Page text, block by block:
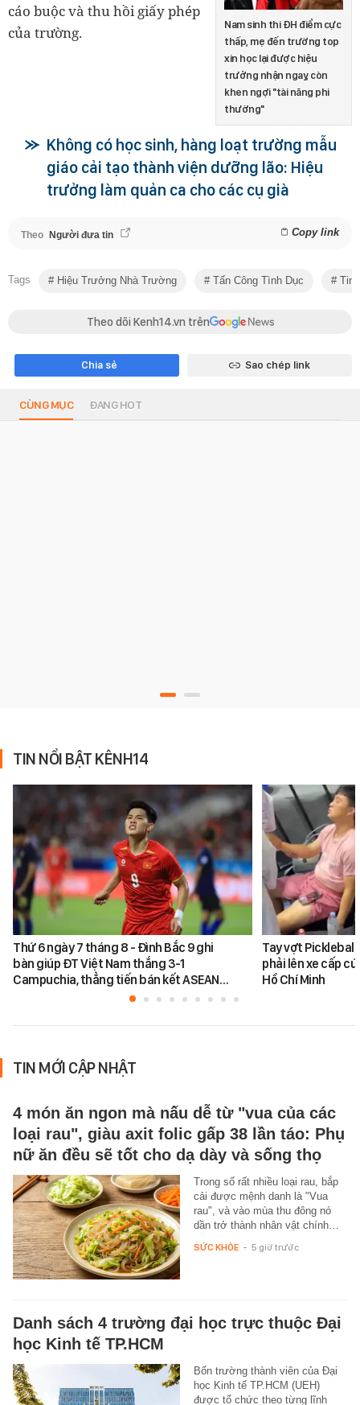
Nam sinh thi ĐH điểm cực
thấp, mẹ đến trường top
xin học lại được hiệu
trưởng nhận ngay, còn
khen ngợi "tài năng phi
thường"
cáo buộc và thu hồi giấy phép
của trường.
Không có học sinh, hàng loạt trường mẫu
giáo cải tạo thành viện dưỡng lão: Hiệu
trưởng làm quản ca cho các cụ già
Theo Người đưa tin Copy link
Tags Hiệu Trưởng Nhà Trường Tấn Công Tình Dục Tin
Theo dõi Kenh14.vn trên
Chia sẻ Sao chép link
CÙNG MỤC ĐANG HOT
TIN NỔI BẬT KÊNH14
Thứ 6 ngày 7 tháng 8 - Đình Bắc 9 ghi
bàn giúp ĐT Việt Nam thắng 3-1
Campuchia, thẳng tiến bán kết ASEAN…
Tay vợt
phải lên xe cấp
Hồ Chí Minh
TIN MỚI CẬP NHẬT
4 món ăn ngon mà nấu dễ từ "vua của các
loại rau", giàu axit folic gấp 38 lần táo: Phụ
nữ ăn đều sẽ tốt cho dạ dày và sống thọ
Trong số rất nhiều loại rau, bắp
cải được mệnh danh là "Vua
rau", và vào mùa thu đông nó
dần trở thành nhân vật chính…
SỨC KHỎE - 5 giờ trước
Danh sách 4 trường đại học trực thuộc Đại
học Kinh tế TP.HCM
Bốn trường thành viên của Đại
học Kinh tế TP.HCM (UEH)
được tổ chức theo từng lĩnh